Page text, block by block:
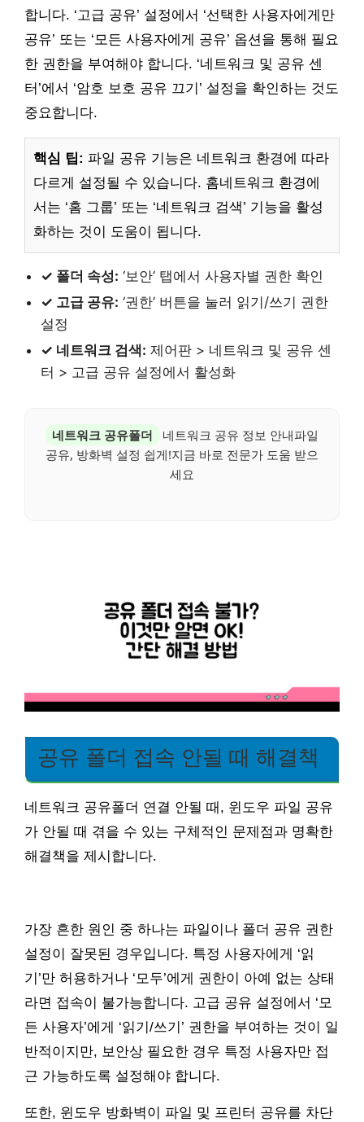
합니다. ‘고급 공유’ 설정에서 ‘선택한 사용자에게만
공유’ 또는 ‘모든 사용자에게 공유’ 옵션을 통해 필요
한 권한을 부여해야 합니다. ‘네트워크 및 공유 센
터’에서 ‘암호 보호 공유 끄기’ 설정을 확인하는 것도
중요합니다.
핵심 팁: 파일 공유 기능은 네트워크 환경에 따라
다르게 설정될 수 있습니다. 홈네트워크 환경에
서는 ‘홈 그룹’ 또는 ‘네트워크 검색’ 기능을 활성
화하는 것이 도움이 됩니다.
✓ 폴더 속성: ‘보안’ 탭에서 사용자별 권한 확인
✓ 고급 공유: ‘권한’ 버튼을 눌러 읽기/쓰기 권한
설정
✓ 네트워크 검색: 제어판 > 네트워크 및 공유 센
터 > 고급 공유 설정에서 활성화
네트워크 공유폴더
네트워크 공유 정보 안내파일
공유, 방화벽 설정 쉽게!지금 바로 전문가 도움 받으
세요
공유 폴더 접속 안될 때 해결책
네트워크 공유폴더 연결 안될 때, 윈도우 파일 공유
가 안될 때 겪을 수 있는 구체적인 문제점과 명확한
해결책을 제시합니다.
가장 흔한 원인 중 하나는 파일이나 폴더 공유 권한
설정이 잘못된 경우입니다. 특정 사용자에게 ‘읽
기’만 허용하거나 ‘모두’에게 권한이 아예 없는 상태
라면 접속이 불가능합니다. 고급 공유 설정에서 ‘모
든 사용자’에게 ‘읽기/쓰기’ 권한을 부여하는 것이 일
반적이지만, 보안상 필요한 경우 특정 사용자만 접
근 가능하도록 설정해야 합니다.
또한, 윈도우 방화벽이 파일 및 프린터 공유를 차단